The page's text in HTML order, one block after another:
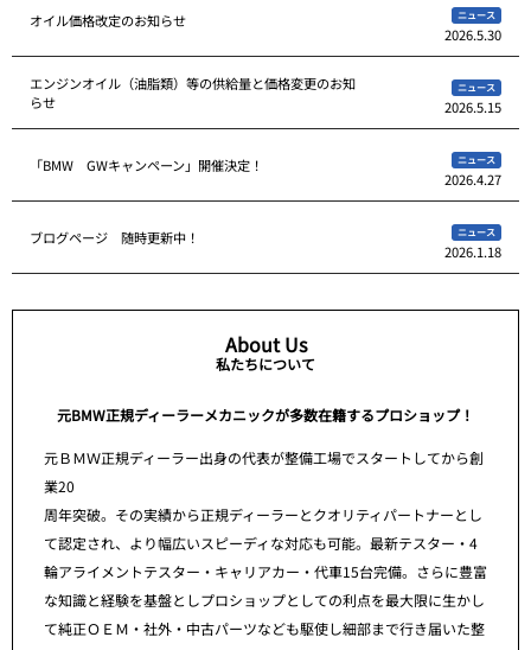
オイル価格改定のお知らせ ニュース
2026.5.30
エンジンオイル（油脂類）等の供給量と価格変更のお知
らせ
ニュース
2026.5.15
「BMW GWキャンペーン」開催決定！ ニュース
2026.4.27
ブログページ 随時更新中！ ニュース
2026.1.18
About Us
私たちについて
元BMW正規ディーラーメカニックが多数在籍するプロショップ！
元ＢＭＷ正規ディーラー出身の代表が整備工場でスタートしてから創
業20
周年突破。その実績から正規ディーラーとクオリティパートナーとし
て認定され、より幅広いスピーディな対応も可能。最新テスター・4
輪アライメントテスター・キャリアカー・代車15台完備。さらに豊富
な知識と経験を基盤としプロショップとしての利点を最大限に生かし
て純正ＯＥＭ・社外・中古パーツなども駆使し細部まで行き届いた整